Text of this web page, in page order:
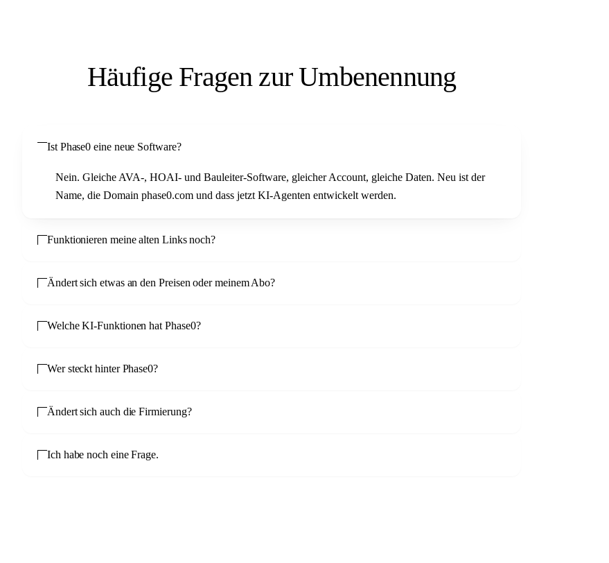
Häufige Fragen zur Umbenennung
Ist Phase0 eine neue Software?
Nein. Gleiche AVA-, HOAI- und Bauleiter-Software, gleicher Account, gleiche Daten. Neu ist der
Name, die Domain phase0.com und dass jetzt KI-Agenten entwickelt werden.
Funktionieren meine alten Links noch?
Ändert sich etwas an den Preisen oder meinem Abo?
Welche KI-Funktionen hat Phase0?
Wer steckt hinter Phase0?
Ändert sich auch die Firmierung?
Ich habe noch eine Frage.